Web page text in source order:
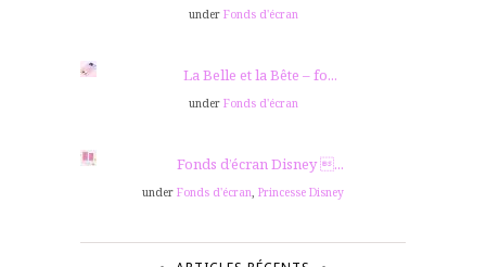
under Fonds d'écran
La Belle et la Bête – fo...
under Fonds d'écran
Fonds d’écran Disney ...
under Fonds d'écran Princesse Disney